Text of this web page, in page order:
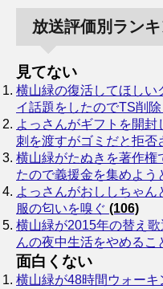
放送評価別ラン
見てない
横山緑の復活してほしい
イ話題をしたのでTS削除
よっさんがギフトを開封
刺を渡すがゴミだと拒否
横山緑がたぬきを著作権
たので義援金を集めよう
よっさんがおししちゃん
服の匂いを嗅ぐ (106)
横山緑が2015年の替え
んの夜中生活をやめるこ
面白くない
横山緑が48時間ウォー